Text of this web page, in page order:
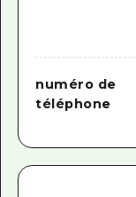
numéro de
téléphone